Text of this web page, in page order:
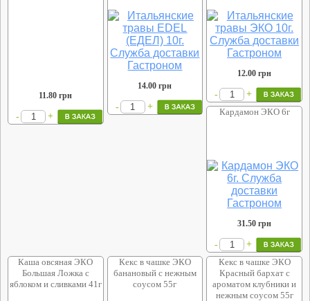
11.80 грн
- +
14.00 грн
- +
12.00 грн
-
+
Кардамон ЭКО 6г
31.50 грн
-
+
Каша овсяная ЭКО
Большая Ложка с
яблоком и сливками 41г
Кекс в чашке ЭКО
банановый с нежным
соусом 55г
Кекс в чашке ЭКО
Красный бархат с
ароматом клубники и
нежным соусом 55г